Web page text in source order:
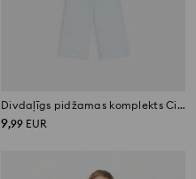
Divdaļīgs pidžamas komplekts Cinnamoroll
9,99 EUR